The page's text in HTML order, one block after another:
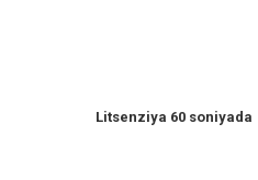
Litsenziya 60 soniyada